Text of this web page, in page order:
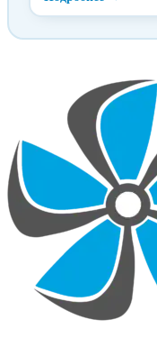
всех известных центр...